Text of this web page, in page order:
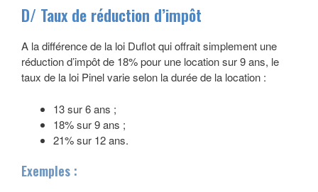
D/ Taux de réduction d’impôt
A la différence de la loi Duflot qui offrait simplement une
réduction d’impôt de 18% pour une location sur 9 ans, le
taux de la loi Pinel varie selon la durée de la location :
13 sur 6 ans ;
18% sur 9 ans ;
21% sur 12 ans.
Exemples :